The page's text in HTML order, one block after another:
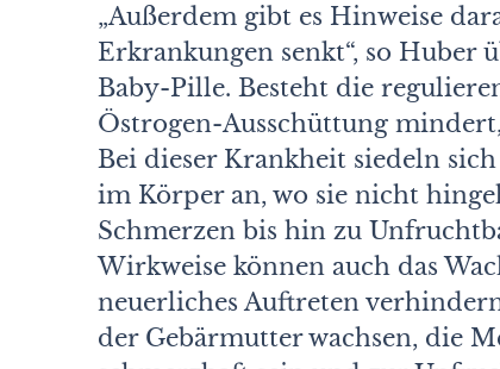
„Außerdem gibt es Hinweise
Erkrankungen senkt“, so Huber
Baby-Pille. Besteht die
Östrogen-Ausschüttung
Bei dieser Krankheit siedeln
im Körper an, wo sie nicht
Schmerzen bis hin zu
Wirkweise können auch das
neuerliches Auftreten
der Gebärmutter wachsen, die